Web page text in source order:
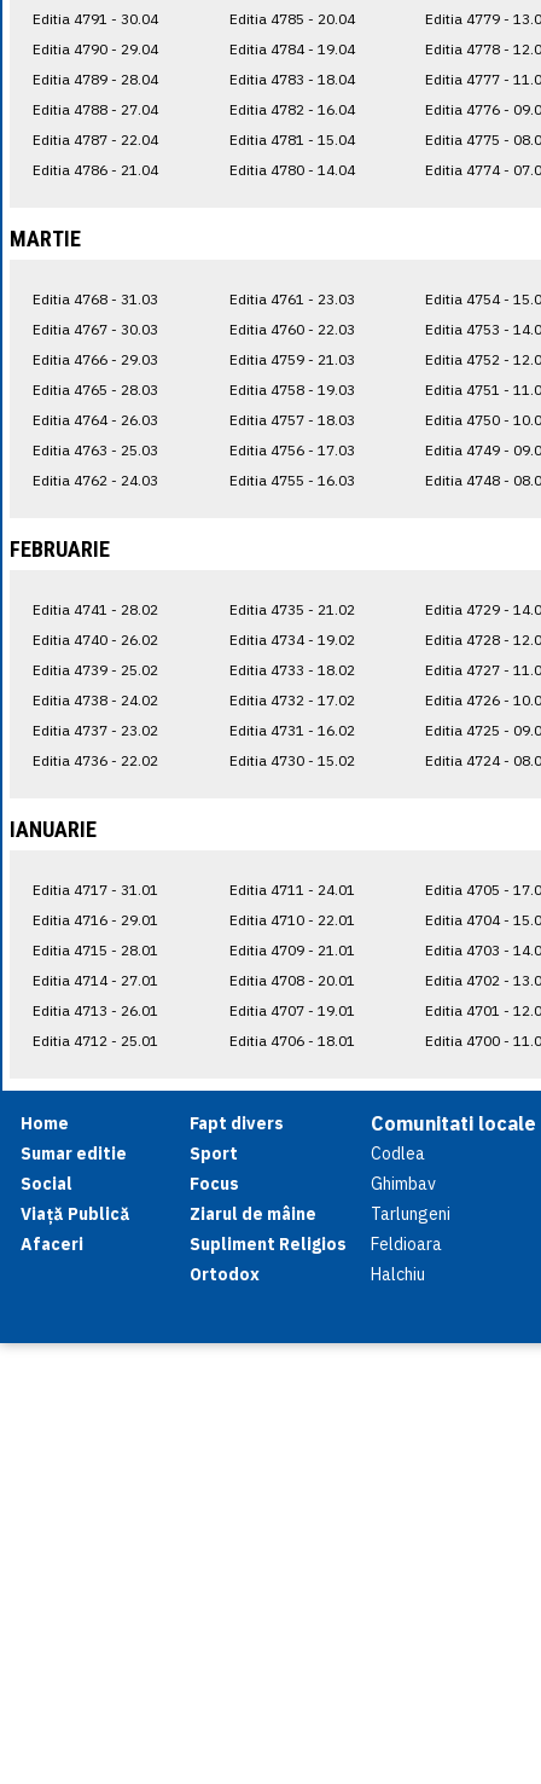
Editia 4791 - 30.04
Editia 4790 - 29.04
Editia 4789 - 28.04
Editia 4788 - 27.04
Editia 4787 - 22.04
Editia 4786 - 21.04
Editia 4785 - 20.04
Editia 4784 - 19.04
Editia 4783 - 18.04
Editia 4782 - 16.04
Editia 4781 - 15.04
Editia 4780 - 14.04
Editia 4779 -
Editia 4778 -
Editia 4777 -
Editia 4776 -
Editia 4775 -
Editia 4774 -
MARTIE
Editia 4768 - 31.03
Editia 4767 - 30.03
Editia 4766 - 29.03
Editia 4765 - 28.03
Editia 4764 - 26.03
Editia 4763 - 25.03
Editia 4762 - 24.03
Editia 4761 - 23.03
Editia 4760 - 22.03
Editia 4759 - 21.03
Editia 4758 - 19.03
Editia 4757 - 18.03
Editia 4756 - 17.03
Editia 4755 - 16.03
Editia 4754 -
Editia 4753 -
Editia 4752 -
Editia 4751 -
Editia 4750 -
Editia 4749 -
Editia 4748 -
FEBRUARIE
Editia 4741 - 28.02
Editia 4740 - 26.02
Editia 4739 - 25.02
Editia 4738 - 24.02
Editia 4737 - 23.02
Editia 4736 - 22.02
Editia 4735 - 21.02
Editia 4734 - 19.02
Editia 4733 - 18.02
Editia 4732 - 17.02
Editia 4731 - 16.02
Editia 4730 - 15.02
Editia 4729 -
Editia 4728 -
Editia 4727 -
Editia 4726 -
Editia 4725 -
Editia 4724 -
IANUARIE
Editia 4717 - 31.01
Editia 4716 - 29.01
Editia 4715 - 28.01
Editia 4714 - 27.01
Editia 4713 - 26.01
Editia 4712 - 25.01
Editia 4711 - 24.01
Editia 4710 - 22.01
Editia 4709 - 21.01
Editia 4708 - 20.01
Editia 4707 - 19.01
Editia 4706 - 18.01
Editia 4705 -
Editia 4704 -
Editia 4703 -
Editia 4702 -
Editia 4701 -
Editia 4700 -
Home
Sumar editie
Social
Viață Publică
Afaceri
Fapt divers
Sport
Focus
Ziarul de mâine
Supliment Religios
Ortodox
Comunitati locale
Codlea
Ghimbav
Tarlungeni
Feldioara
Halchiu